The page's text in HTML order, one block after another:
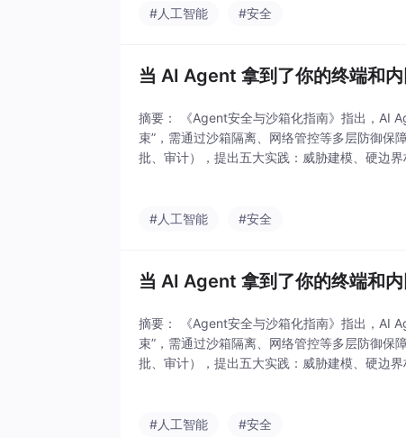
#人工智能
#安全
当 AI Agent 拿到了你的终端和
摘要： 《Agent安全与沙箱化指南》指出，AI
束”，需通过沙箱隔离、网络管控等多层防御保
批、审计），提出五大实践：威胁建模、硬边
#人工智能
#安全
当 AI Agent 拿到了你的终端和
摘要： 《Agent安全与沙箱化指南》指出，AI
束”，需通过沙箱隔离、网络管控等多层防御保
批、审计），提出五大实践：威胁建模、硬边
#人工智能
#安全